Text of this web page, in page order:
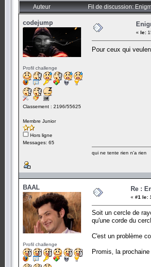
Auteur Fil de discussion:
codejump
Profil challenge
Classement : 2196/55625
Membre Junior
Hors ligne
Messages: 65
« le:
Pour ceux qui
qui ne tente rien n'a rien
BAAL
Profil challenge
Re :
« #1 le:
Soit un cercle de
qu'une corde du
C'est un problème
Promis, la